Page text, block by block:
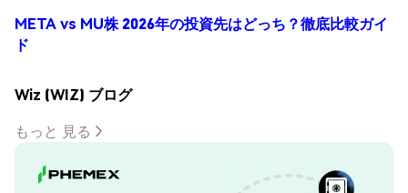
META vs MU株 2026年の投資先はどっち？徹底比較ガイ
ド
Wiz (WIZ) ブログ
もっと 見る